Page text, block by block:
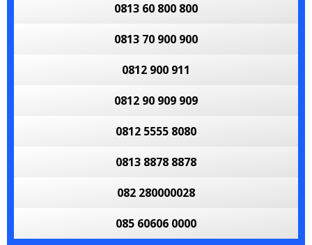
0813 60 800 800
0813 70 900 900
0812 900 911
0812 90 909 909
0812 5555 8080
0813 8878 8878
082 280000028
085 60606 0000